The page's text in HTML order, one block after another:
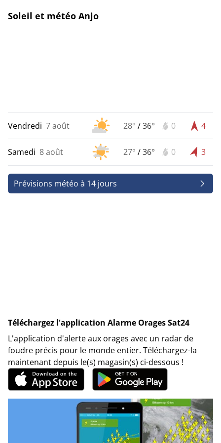
Soleil et météo Anjo
Vendredi 7 août 28° /36° 0 4
Samedi 8 août 27° /36° 0 3
Prévisions météo à 14 jours
Téléchargez l'application Alarme Orages Sat24
L'application d'alerte aux orages avec un radar de
foudre précis pour le monde entier. Téléchargez-la
maintenant depuis le(s) magasin(s) ci-dessous !